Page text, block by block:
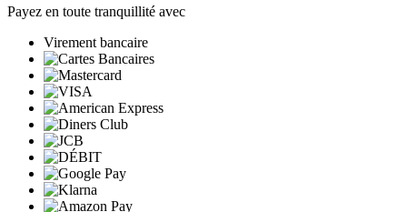
Payez en toute tranquillité avec
Virement bancaire